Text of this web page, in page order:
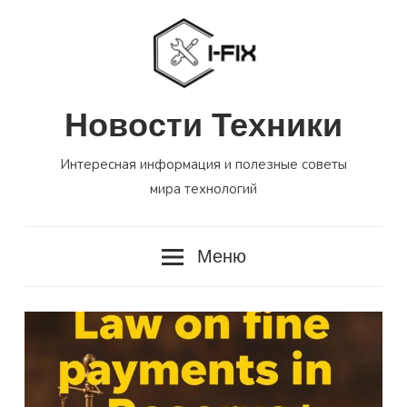
Новости Техники
Интересная информация и полезные советы
мира технологий
Меню